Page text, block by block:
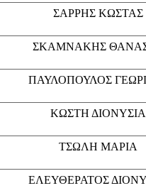
ΣΑΡΡΗΣ ΚΩΣΤΑΣ
ΣΚΑΜΝΑΚΗΣ
ΠΑΥΛΟΠΟΥΛΟΣ
ΚΩΣΤΗ ΔΙΟΝΥΣΙΑ
ΤΣΩΛΗ ΜΑΡΙΑ
ΕΛΕΥΘΕΡΑΤΟΣ